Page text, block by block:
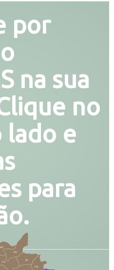
por
na sua
no
lado e
para
CX
AL
CR
PG
SO